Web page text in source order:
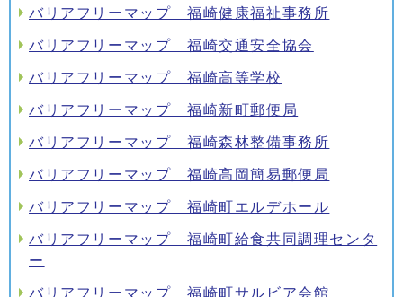
バリアフリーマップ 福崎健康福祉事務所
バリアフリーマップ 福崎交通安全協会
バリアフリーマップ 福崎高等学校
バリアフリーマップ 福崎新町郵便局
バリアフリーマップ 福崎森林整備事務所
バリアフリーマップ 福崎高岡簡易郵便局
バリアフリーマップ 福崎町エルデホール
バリアフリーマップ 福崎町給食共同調理センタ
ー
バリアフリーマップ 福崎町サルビア会館